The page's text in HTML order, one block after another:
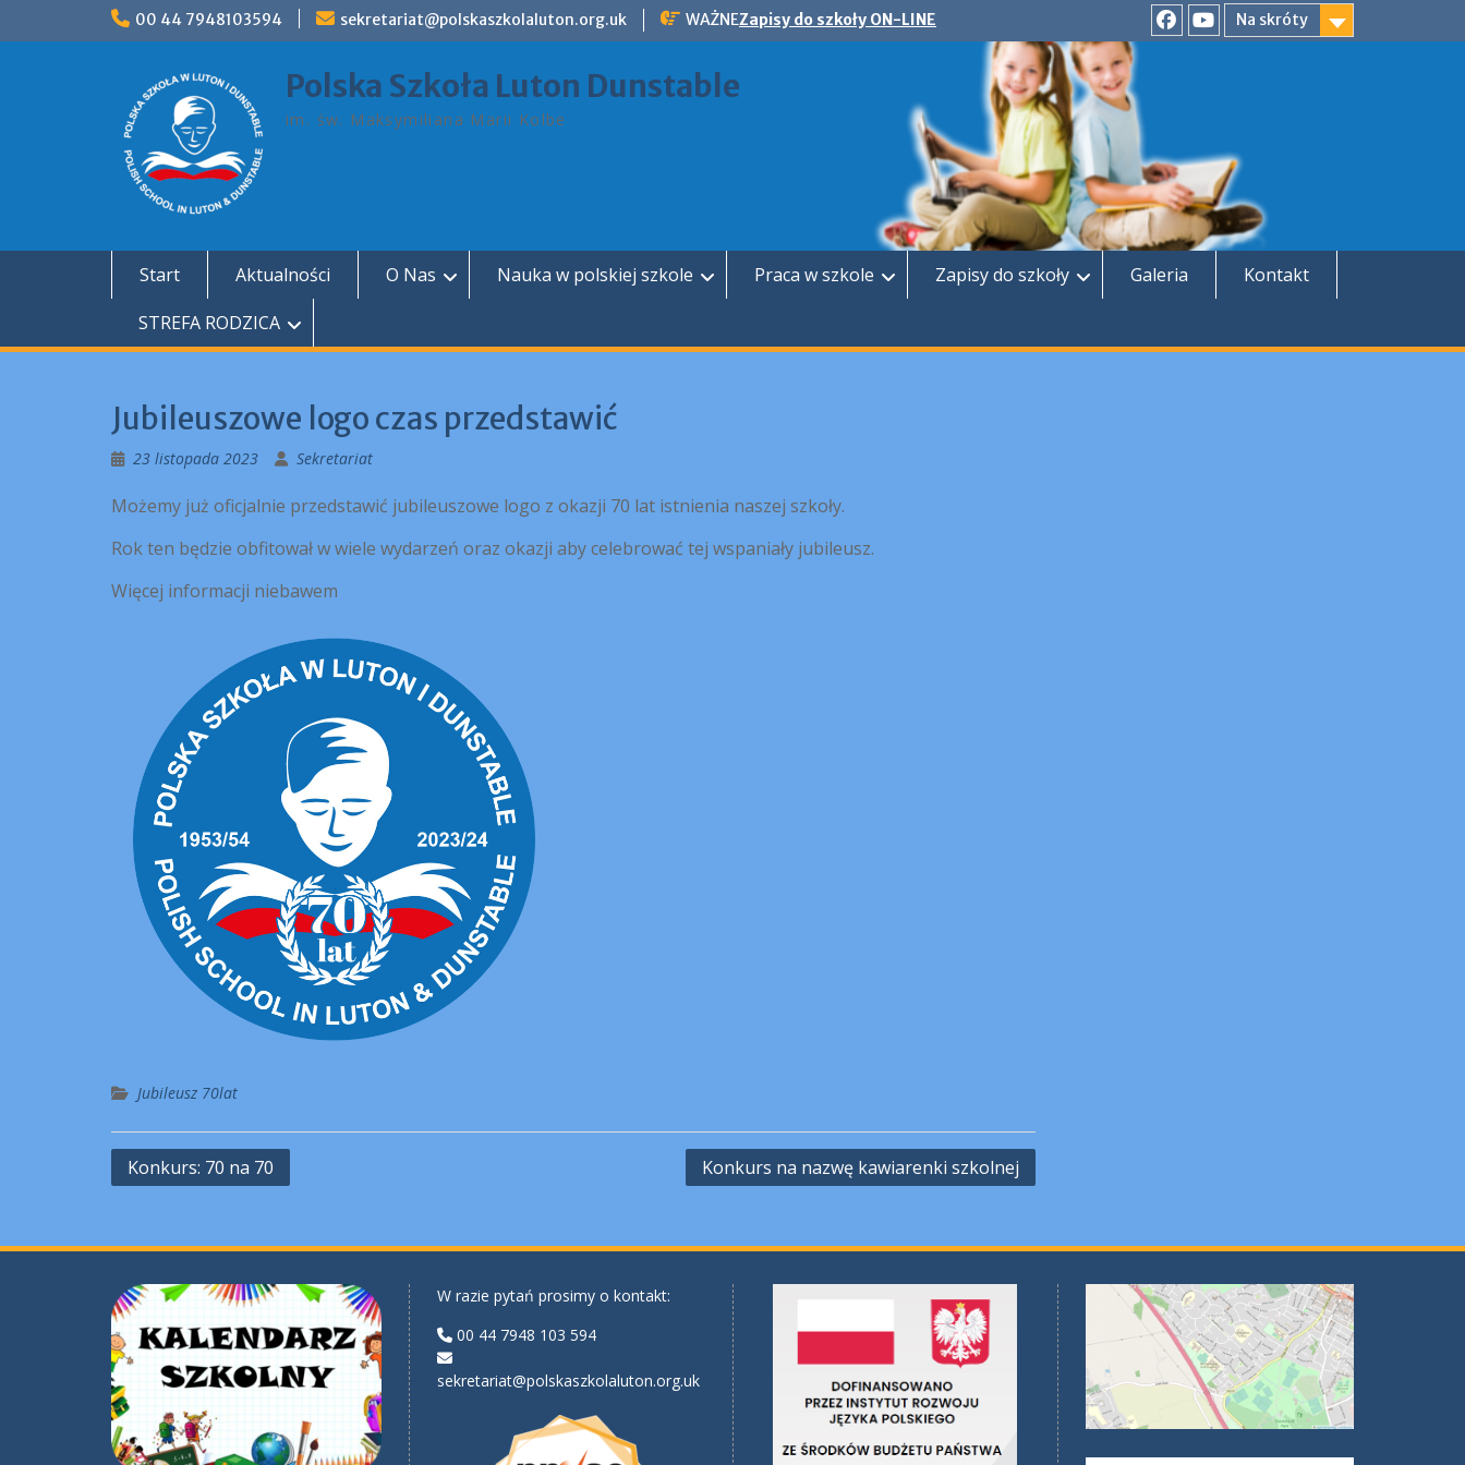
00 44 7948103594 sekretariat@polskaszkolaluton.org.uk WAŻNEZapisy do szkoły ON-LINE
Na skróty
FacebookYouTube
Polska Szkoła Luton Dunstable
im. św. Maksymiliana Marii Kolbe
Start Aktualności O Nas Nauka w polskiej szkole Praca w szkole Zapisy do szkoły Galeria
Kontakt
STREFA RODZICA
Jubileuszowe logo czas przedstawić
23 listopada 2023 Sekretariat
Możemy już oficjalnie przedstawić jubileuszowe logo z okazji 70 lat istnienia naszej szkoły.
Rok ten będzie obfitował w wiele wydarzeń oraz okazji aby celebrować tej wspaniały jubileusz.
Więcej informacji niebawem
Jubileusz 70lat
Nawigacja
Konkurs: 70 na 70 Konkurs na nazwę kawiarenki szkolnej
W razie pytań prosimy o kontakt:
00 44 7948 103 594
sekretariat@polskaszkolaluton.org.uk